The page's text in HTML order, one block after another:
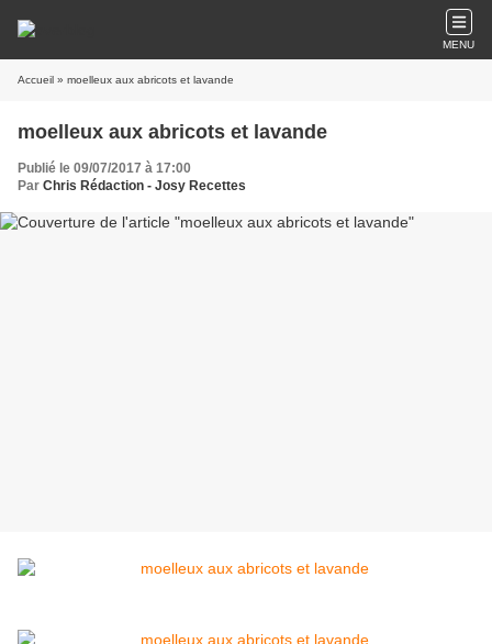
MENU
Accueil » moelleux aux abricots et lavande
moelleux aux abricots et lavande
Publié le 09/07/2017 à 17:00
Par Chris Rédaction - Josy Recettes